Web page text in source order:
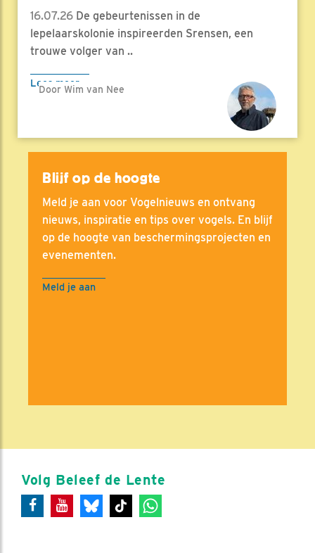
16.07.26 De gebeurtenissen in de
lepelaarskolonie inspireerden Srensen, een
trouwe volger van ..
Lees meer
Door Wim van Nee
Blijf op de hoogte
Meld je aan voor Vogelnieuws en ontvang
nieuws, inspiratie en tips over vogels. En blijf
op de hoogte van beschermingsprojecten en
evenementen.
Meld je aan
Volg Beleef de Lente